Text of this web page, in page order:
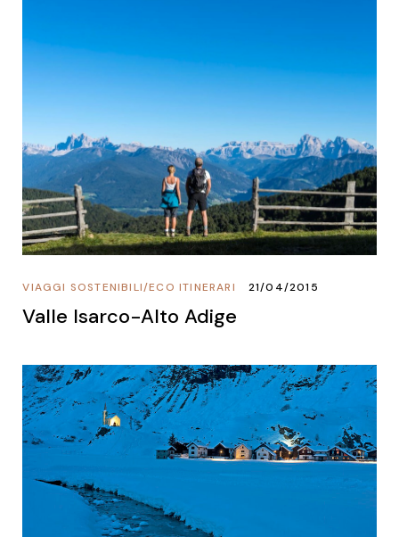
ECO ITINERARI
/
VIAGGI SOSTENIBILI 21/04/2015
Valle Isarco-Alto Adige